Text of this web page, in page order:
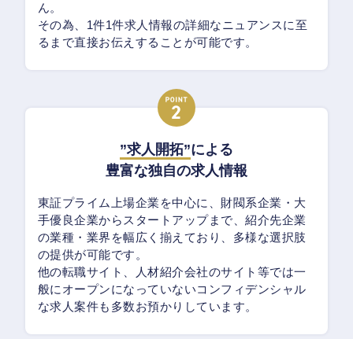
ん。
その為、1件1件求人情報の詳細なニュアンスに至
るまで直接お伝えすることが可能です。
”求人開拓”による
豊富な独自の求人情報
東証プライム上場企業を中心に、財閥系企業・大
手優良企業からスタートアップまで、紹介先企業
の業種・業界を幅広く揃えており、多様な選択肢
の提供が可能です。
他の転職サイト、人材紹介会社のサイト等では一
般にオープンになっていないコンフィデンシャル
な求人案件も多数お預かりしています。